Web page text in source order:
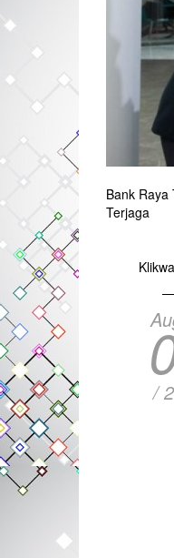
Bank
Terjaga
/